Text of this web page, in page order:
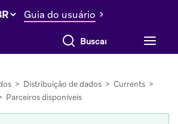
Guia do usuário
Buscar tudo
> Distribuição de dados > Currents >
Parceiros disponíveis